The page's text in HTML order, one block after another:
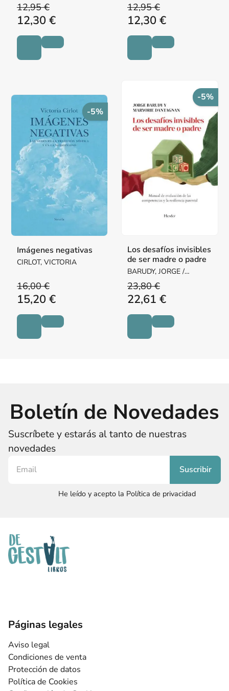
12,95 €
12,30 €
12,95 €
12,30 €
-5%
Imágenes negativas
CIRLOT, VICTORIA
16,00 €
15,20 €
-5%
Los desafíos invisibles
de ser madre o padre
BARUDY, JORGE /
DANTAGNAN, MARYORIE
23,80 €
22,61 €
Boletín de Novedades
Suscríbete y estarás al tanto de nuestras
novedades
He leído y acepto la Política de privacidad
Páginas legales
Aviso legal
Condiciones de venta
Protección de datos
Política de Cookies